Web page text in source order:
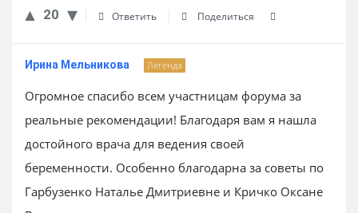
20 Ответить Поделиться
Ирина Мельникова Легенда
Огромное спасибо всем участницам форума за
реальные рекомендации! Благодаря вам я нашла
достойного врача для ведения своей
беременности. Особенно благодарна за советы по
Гарбузенко Наталье Дмитриевне и Кричко Оксане